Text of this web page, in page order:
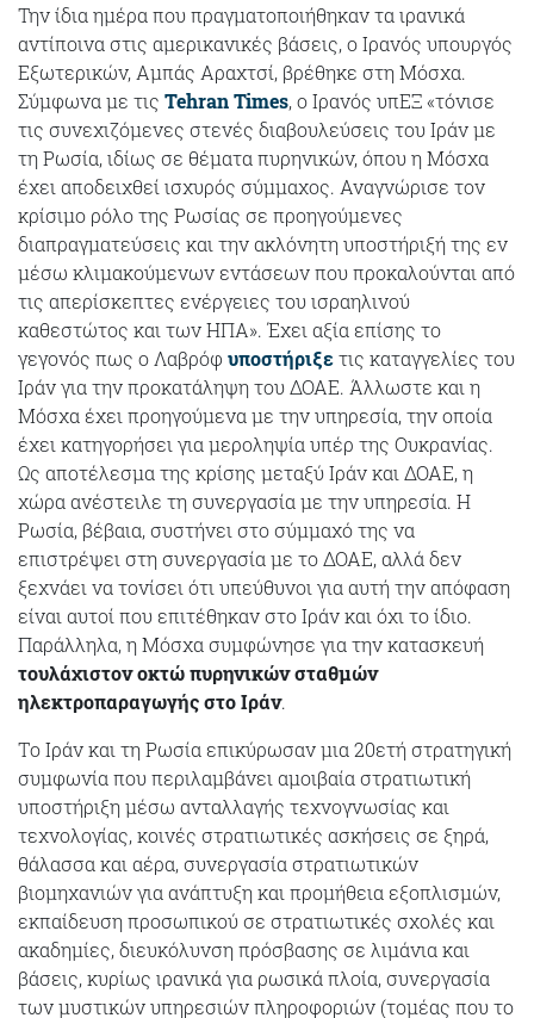
Την ίδια ημέρα που πραγματοποιήθηκαν τα ιρανικά
αντίποινα στις αμερικανικές βάσεις, ο Ιρανός υπουργός
Εξωτερικών, Αμπάς Αραχτσί, βρέθηκε στη Μόσχα.
Σύμφωνα με τις Tehran Times, ο Ιρανός υπΕΞ «τόνισε
τις συνεχιζόμενες στενές διαβουλεύσεις του Ιράν με
τη Ρωσία, ιδίως σε θέματα πυρηνικών, όπου η Μόσχα
έχει αποδειχθεί ισχυρός σύμμαχος. Αναγνώρισε τον
κρίσιμο ρόλο της Ρωσίας σε προηγούμενες
διαπραγματεύσεις και την ακλόνητη υποστήριξή της εν
μέσω κλιμακούμενων εντάσεων που προκαλούνται από
τις απερίσκεπτες ενέργειες του ισραηλινού
καθεστώτος και των ΗΠΑ». Έχει αξία επίσης το
γεγονός πως ο Λαβρόφ υποστήριξετις καταγγελίες του
Ιράν για την προκατάληψη του ΔΟΑΕ. Άλλωστε και η
Μόσχα έχει προηγούμενα με την υπηρεσία, την οποία
έχει κατηγορήσει για μεροληψία υπέρ της Ουκρανίας.
Ως αποτέλεσμα της κρίσης μεταξύ Ιράν και ΔΟΑΕ, η
χώρα ανέστειλε τη συνεργασία με την υπηρεσία. Η
Ρωσία, βέβαια, συστήνει στο σύμμαχό της να
επιστρέψει στη συνεργασία με το ΔΟΑΕ, αλλά δεν
ξεχνάει να τονίσει ότι υπεύθυνοι για αυτή την απόφαση
είναι αυτοί που επιτέθηκαν στο Ιράν και όχι το ίδιο.
Παράλληλα, η Μόσχα συμφώνησε για την κατασκευή
τουλάχιστον οκτώ πυρηνικών σταθμών
ηλεκτροπαραγωγής στο Ιράν.
Tο Ιράν και τη Ρωσία επικύρωσαν μια 20ετή στρατηγική
συμφωνία που περιλαμβάνει αμοιβαία στρατιωτική
υποστήριξη μέσω ανταλλαγής τεχνογνωσίας και
τεχνολογίας, κοινές στρατιωτικές ασκήσεις σε ξηρά,
θάλασσα και αέρα, συνεργασία στρατιωτικών
βιομηχανιών για ανάπτυξη και προμήθεια εξοπλισμών,
εκπαίδευση προσωπικού σε στρατιωτικές σχολές και
ακαδημίες, διευκόλυνση πρόσβασης σε λιμάνια και
βάσεις, κυρίως ιρανικά για ρωσικά πλοία, συνεργασία
των μυστικών υπηρεσιών πληροφοριών (τομέας που το